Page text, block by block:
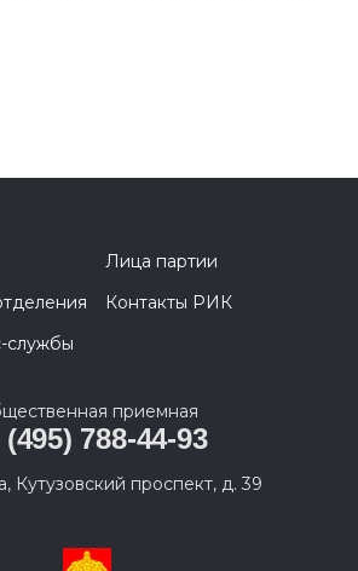
Лица партии
Контакты РИК
службы
приемная
(495) 788-44-93
Кутузовский проспект, д. 39